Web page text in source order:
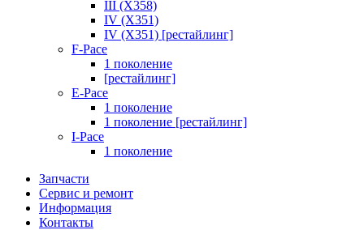
III (X358)
IV (X351)
IV (X351) [рестайлинг]
F-Pace
1 поколение
[рестайлинг]
E-Pace
1 поколение
1 поколение [рестайлинг]
I-Pace
1 поколение
Запчасти
Сервис и ремонт
Информация
Контакты